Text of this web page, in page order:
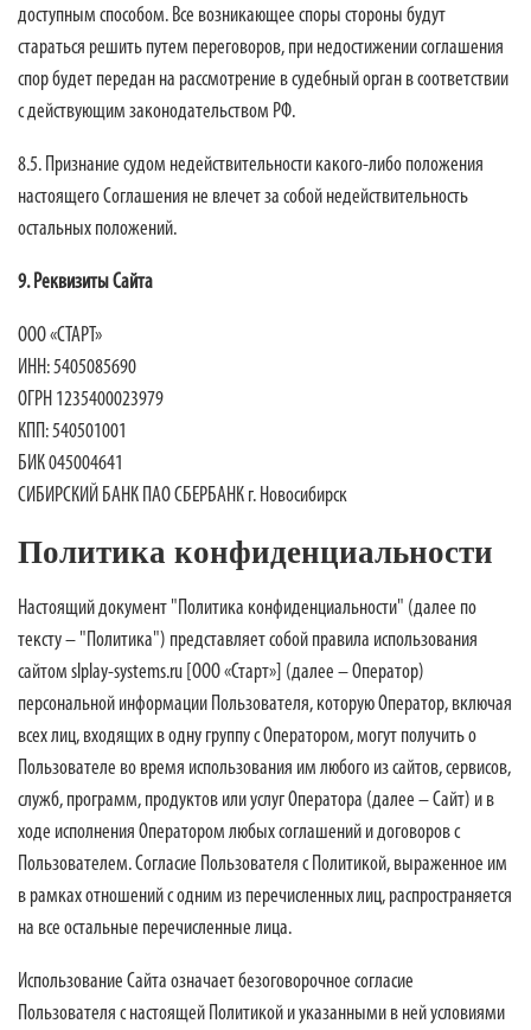
доступным способом. Все возникающее споры стороны будут
стараться решить путем переговоров, при недостижении соглашения
спор будет передан на рассмотрение в судебный орган в соответствии
с действующим законодательством РФ.
8.5. Признание судом недействительности какого-либо положения
настоящего Соглашения не влечет за собой недействительность
остальных положений.
9. Реквизиты Сайта
ООО «СТАРТ»
ИНН: 5405085690
ОГРН 1235400023979
КПП: 540501001
БИК 045004641
СИБИРСКИЙ БАНК ПАО СБЕРБАНК г. Новосибирск
Политика конфиденциальности
Настоящий документ "Политика конфиденциальности" (далее по
тексту – "Политика") представляет собой правила использования
сайтом slplay-systems.ru [ ООО «Старт» ] (далее – Оператор)
персональной информации Пользователя, которую Оператор, включая
всех лиц, входящих в одну группу с Оператором, могут получить о
Пользователе во время использования им любого из сайтов, сервисов,
служб, программ, продуктов или услуг Оператора (далее – Сайт) и в
ходе исполнения Оператором любых соглашений и договоров с
Пользователем. Согласие Пользователя с Политикой, выраженное им
в рамках отношений с одним из перечисленных лиц, распространяется
на все остальные перечисленные лица.
Использование Сайта означает безоговорочное согласие
Пользователя с настоящей Политикой и указанными в ней условиями